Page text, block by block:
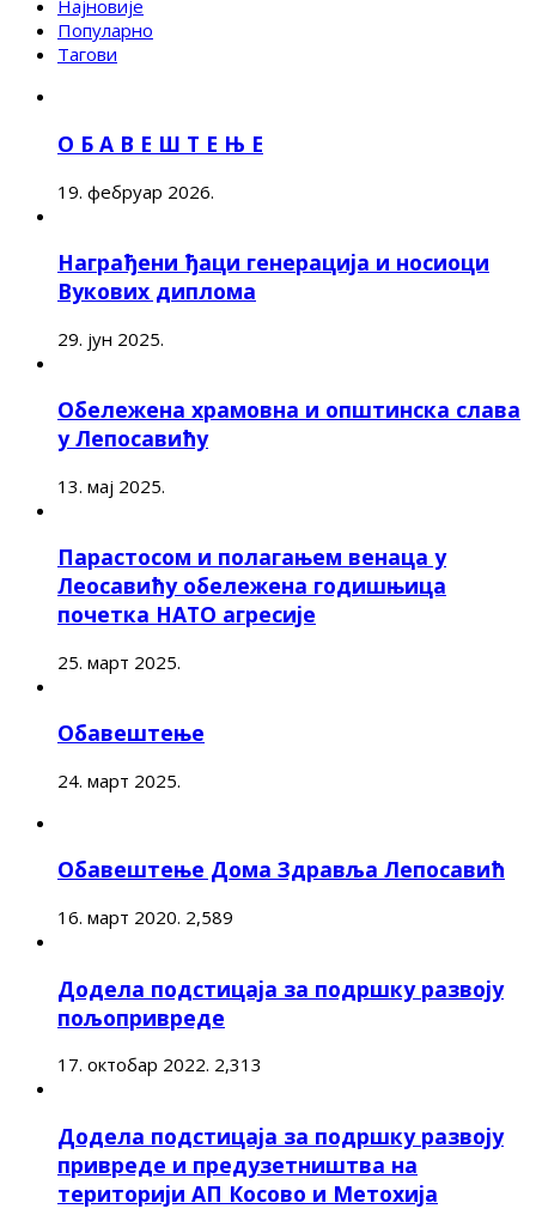
Најновије
Популарно
Тагови
О Б А В Е Ш Т Е Њ Е
19. фебруар 2026.
Награђени ђаци генерација и носиоци
Вукових диплома
29. јун 2025.
Обележена храмовна и општинска слава
у Лепосавићу
13. мај 2025.
Парастосом и полагањем венаца у
Леосавићу обележена годишњица
почетка НАТО агресије
25. март 2025.
Обавештење
24. март 2025.
Обавештење Дома Здравља Лепосавић
16. март 2020. 2,589
Додела подстицаја за подршку развоју
пољопривреде
17. октобар 2022. 2,313
Додела подстицаја за подршку развоју
привреде и предузетништва на
територији АП Косово и Метохија